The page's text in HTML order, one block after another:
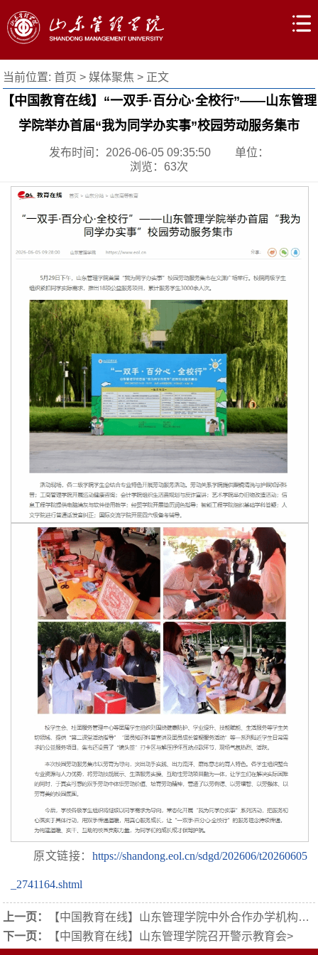
当前位置: 首页 >媒体聚焦> 正文
【中国教育在线】“一双手·百分心·全校行”——山东管理
学院举办首届“我为同学办实事”校园劳动服务集市
发布时间：2026-06-05 09:35:50
单位：
浏览： 63次
原文链接： https://shandong.eol.cn/sdgd/202606/t20260605
_2741164.shtml
上一页：
【中国教育在线】山东管理学院中外合作办学机构获教育部批准设立
下一页：
【中国教育在线】山东管理学院召开警示教育会>